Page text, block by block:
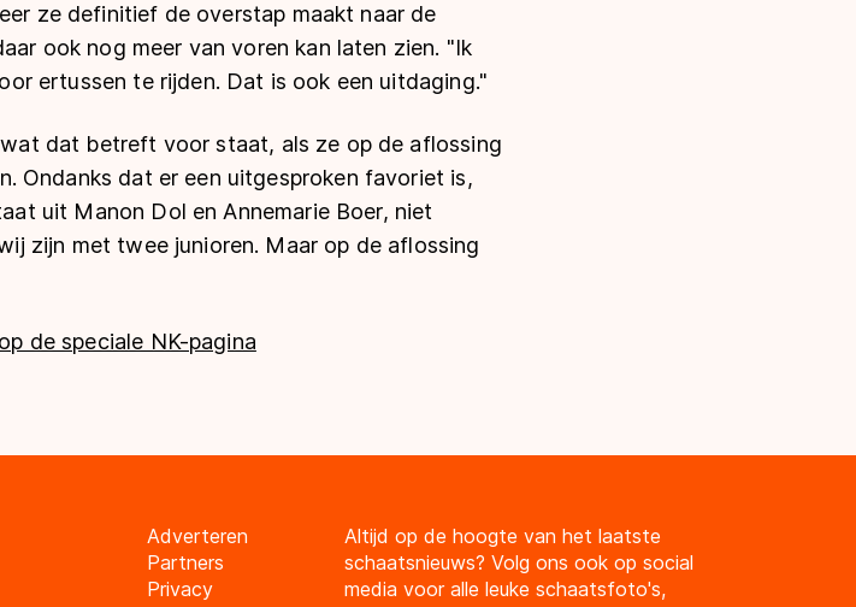
ze definitief de overstap maakt naar de
ook nog meer van voren kan laten zien. "Ik
ertussen te rijden. Dat is ook een uitdaging."
dat betreft voor staat, als ze op de aflossing
Ondanks dat er een uitgesproken favoriet is,
uit Manon Dol en Annemarie Boer, niet
zijn met twee junioren. Maar op de aflossing
de speciale NK-pagina
Adverteren
Partners
Privacy
Altijd op de hoogte van het laatste
schaatsnieuws? Volg ons ook op social
media voor alle leuke schaatsfoto's,